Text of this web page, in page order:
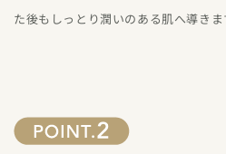
た後もしっとり潤いのある肌へ導きま